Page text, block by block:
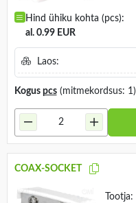
Hind ühiku kohta (pcs):
al. 0.99 EUR
Laos:
Kogus pcs(mitmekordsus: 1)
COAX-SOCKET
Tootja: